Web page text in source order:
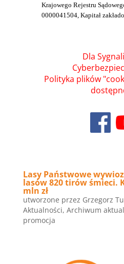
Krajowego Rejestru
0000041504, Kapitał
Dla
Polityka plików
Lasy Państwowe
lasów 820 tirów śmieci.
mln zł
utworzone przez Grzegorz
Aktualności, Archiwum
promocja